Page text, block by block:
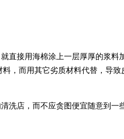
接用海棉涂上一层厚厚的浆
，而用其它劣质材料代替，导
店，而不应贪图便宜随意到